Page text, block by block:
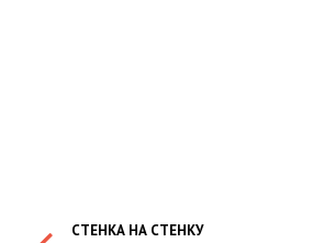
СТЕНКА НА СТЕНКУ